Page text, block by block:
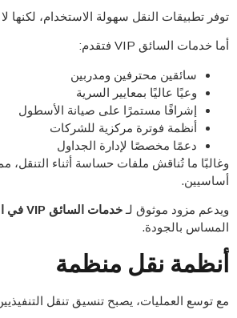
توفر تطبيقات النقل سهولة الاستخدام، لكنها
أما خدمات السائق VIP فتقدم:
سائقين محترفين ومدربين
وعيًا عاليًا بمعايير السرية
إشرافًا مستمرًا على صيانة الأسطول
أنظمة فوترة مركزية للشركات
دعمًا مخصصًا لإدارة الجداول
وغالبًا ما تُناقش ملفات حساسة أثناء التنقل،
أساسيين.
ويدعم مزود موثوق لـ خدمات السائق VIP في البحرين
المساس بالجودة.
أنظمة نقل منظمة
مع توسع العمليات، يصبح تنسيق تنقل